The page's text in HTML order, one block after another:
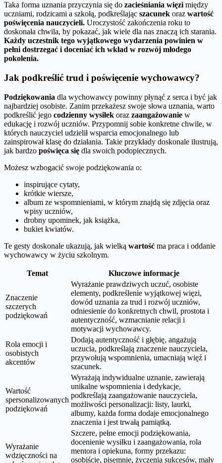
Taka forma uznania przyczynia się do zacieśniania więzi między
uczniami, rodzicami a szkołą, podkreślając szacunek oraz wartość
poświęcenia nauczycieli. Uroczystość zakończenia roku to
doskonała chwila, by pokazać, jak wiele dla nas znaczą ich starania.
Każdy uczestnik tego wyjątkowego wydarzenia powinien w
pełni dostrzegać i doceniać ich wkład w rozwój młodego
pokolenia.
Jak podkreślić trud i poświęcenie wychowawcy?
Podziękowania dla wychowawcy powinny płynąć z serca i być jak
najbardziej osobiste. Zanim przekażesz swoje słowa uznania, warto
podkreślić jego codzienny wysiłek oraz zaangażowanie w
edukację i rozwój uczniów. Przypomnij sobie konkretne chwile, w
których nauczyciel udzielił wsparcia emocjonalnego lub
zainspirował klasę do działania. Takie przykłady doskonale ilustrują,
jak bardzo poświęca się dla swoich podopiecznych.
Możesz wzbogacić swoje podziękowania o:
inspirujące cytaty,
krótkie wiersze,
album ze wspomnieniami, w którym znajdą się zdjęcia oraz
wpisy uczniów,
drobny upominek, jak książka,
bukiet kwiatów.
Te gesty doskonale ukazują, jak wielką wartość ma praca i oddanie
wychowawcy w życiu szkolnym.
Temat Kluczowe informacje
Znaczenie
szczerych
podziękowań
Wyrażanie prawdziwych uczuć, osobiste
elementy, podkreślenie wyjątkowej więzi,
dowód uznania za trud i rozwój uczniów,
odniesienie do konkretnych chwil, prostota i
autentyczność, wzmacnianie relacji i
motywacji wychowawcy.
Rola emocji i
osobistych
akcentów
Dodają autentyczność i głębię, angażują
uczucia, podkreślają znaczenie nauczyciela,
przywołują wspomnienia, umacniają więź i
szacunek.
Wartość
spersonalizowanych
podziękowań
Wyrażają indywidualne uznanie, zawierają
unikalne wspomnienia i dedykacje,
podkreślają zaangażowanie nauczyciela,
możliwości personalizacji: listy, laurki,
albumy, każda forma dodaje emocjonalnego
znaczenia i jest trwałą pamiątką.
Wyrażanie
wdzięczności na
Szczere, pełne emocji podziękowania,
docenienie wysiłku i zaangażowania, rola
mentora i opiekuna, formy przekazu:
osobiście, pisemnie, życzenia sukcesów, mały